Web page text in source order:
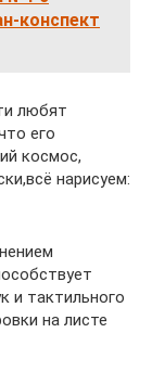
конспект
любят
его
космос,
нарисуем:
и тактильного
на листе